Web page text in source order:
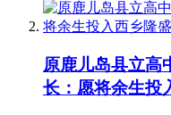
原鹿儿岛县立高
长：愿将余生投